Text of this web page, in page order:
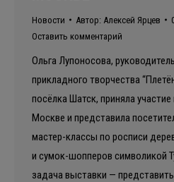
Новости Автор: Алексей Ярцев
Оставить комментарий
Ольга Лупоносова,
прикладного творчества
посёлка Шатск, приняла
Москве и представила
мастер-классы по росписи
и сумок-шопперов символикой
задача выставки —